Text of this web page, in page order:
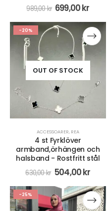
989,00kr 699,00kr
-20%
OUT OF STOCK
ACCESSOARER, REA
4 st Fyrklöver
armband,örhängen och
halsband - Rostfritt stål
630,00kr 504,00kr
-25%